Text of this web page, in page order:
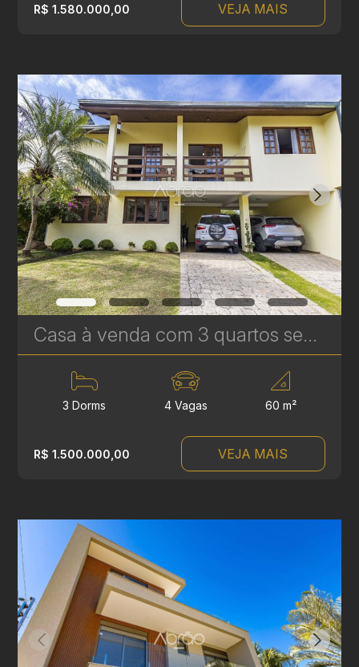
R$ 1.580.000,00 VEJA MAIS
Casa à venda com 3 quartos sendo 1 suíte no Boa Vista - 201m² - Condomínio Portal Boa Vista | Ref. 1787
3 Dorms 4 Vagas 60 m²
R$ 1.500.000,00 VEJA MAIS